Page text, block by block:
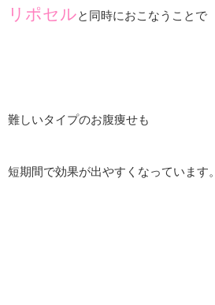
リポセルと同時におこなうことで
難しいタイプのお腹痩せも
短期間で効果が出やすくなっています。